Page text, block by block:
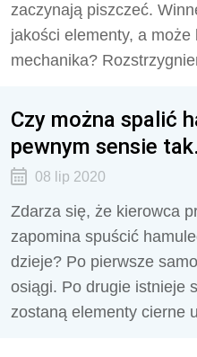
zaczynają piszczeć.
jakości elementy, a może
mechanika?
Czy można spalić
pewnym sensie
08 lip 2020
Zdarza się, że kierowca
zapomina spuścić
dzieje? Po pierwsze
osiągi. Po drugie istnieje
zostaną elementy cierne